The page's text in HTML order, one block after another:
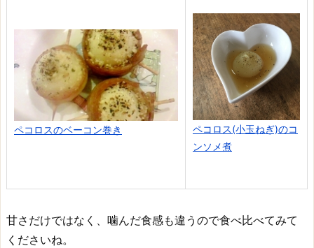
ペコロスのベーコン巻き
ペコロス(小玉ねぎ)のコ
ンソメ煮
甘さだけではなく、噛んだ食感も違うので食べ比べてみて
くださいね。